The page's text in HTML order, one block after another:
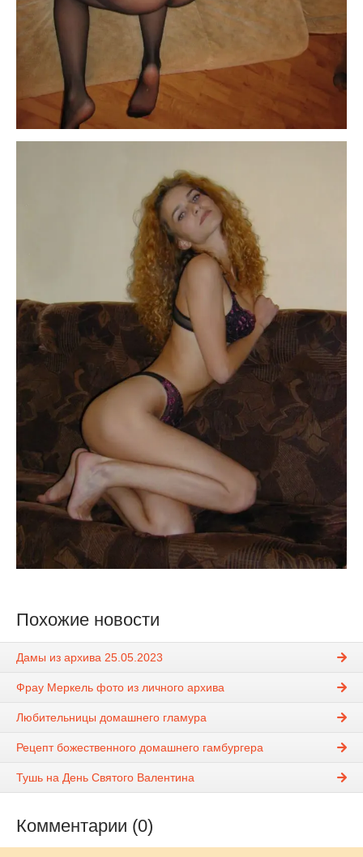
Похожие новости
Дамы из архива 25.05.2023
Фрау Меркель фото из личного архива
Любительницы домашнего гламура
Рецепт божественного домашнего гамбургера
Тушь на День Святого Валентина
Комментарии (0)